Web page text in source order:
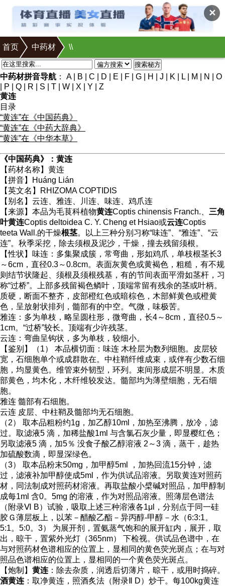
✕
首页 \
中药材 \
搜索秘方
中药材拼音导航 ： A| B C D E F G H J K L M N
O
P Q R S T W X Y
Z
黄连
目录
“黄连”在《中国药典》
“黄连”在《中药大辞典》
“黄连”在《中华本草》
《中国药典》：黄连
【药材名称】黄连
【拼音】Huánɡ Lián
【英文名】RHIZOMA COPTIDIS
【别名】云连、雅连、川连、味连、鸡爪连
【来源】本品为毛茛科植物黄连Coptis chinensis Franch.、 三角
叶黄连Coptis deltoidea C. Y. Cheng et Hsiao或云连Coptis
teeta Wall.的干燥根茎。以上三种分别习称“味连”、“雅连”、“云
连”。秋季采挖，除去须根及泥沙，干燥，撞去残留须根。
【性状】味连：多集聚成簇，常弯曲，形如鸡爪，单枝根茎长3
～6cm，直径0.3～0.8cm。表面灰黄色或黄褐色，粗糙，有不规
则结节状隆起、须根及须根残基，有的节间表面平滑如茎杆，习
称“过桥”。上部多残留褐色鳞叶，顶端常留有残余的茎或叶柄。
质硬，断面不整齐，皮部橙红色或暗棕色，木部鲜黄色或橙黄
色，呈放射状排列，髓部有的中空。气微，味极苦。
雅连：多为单枝，略呈圆柱形，微弯曲，长4～8cm，直径0.5～
1cm。“过桥”较长。顶端有少许残茎。
云连：弯曲呈钩状，多为单枝，较细小。
【鉴别】（1） 本品横切面：味连 木栓层为数列细胞。皮层较
宽，石细胞单个或成群散在。中柱鞘纤维成束，或伴有少数石细
胞，均显黄色。维管束外韧型，环列。束间形成层不明显。木质
部黄色，均木化，木纤维较发达。髓部均为薄壁细胞，无石细
胞。
雅连 髓部有石细胞。
云连 皮层、中柱鞘及髓部均无石细胞。
（2） 取本品粗粉约1g，加乙醇10ml，加热至沸腾，放冷，滤
过。取滤液5 滴，加稀盐酸1ml 与含氯石灰少量，即显樱红色；
另取滤液5 滴，加5％ 没食子酸乙醇溶液 2～3 滴，蒸干，趁热
加硫酸数滴，即显深绿色。
（3） 取本品粉末50mg，加甲醇5ml ，加热回流15分钟，滤
过，滤液补加甲醇使成5ml，作为供试品溶液。另取黄连对照药
材，同法制成对照药材溶液。再取盐酸小檗碱对照品，加甲醇制
成每1ml 含0。5mg 的溶液，作为对照品溶液。照薄层色谱法
（附录Ⅵ B）试验，吸取上述三种溶液各1μl，分别点于同一硅
胶Ｇ薄层板上，以苯－醋酸乙酯－异丙醇-甲醇－水（6:3:1。
5:1。5:0。3） 为展开剂，置氨蒸气饱和的展开缸内，展开，取
出，晾干，置紫外光灯（365nm） 下检视。供试品色谱中，在
与对照药材色谱相应的位置上，显相同的黄色荧光斑点；在与对
照品色谱相应的位置上，显相同的一个黄色荧光斑点。
【炮制】 黄连 ：除去杂质，润透后切薄片，晾干，或用时捣碎。
酒黄连 ：取净黄连，照酒炙法（附录Ⅱ D）炒干。每100kg黄连